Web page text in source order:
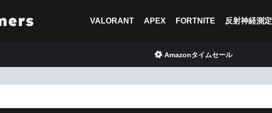
VALORANT APEX FORTNITE 反射神経測定
Amazonタイムセール